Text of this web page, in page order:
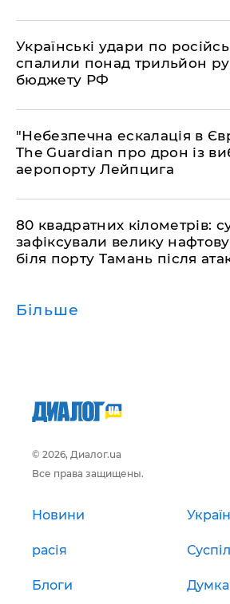
​Українські удари по
спалили понад трильйон
бюджету РФ
​"Небезпечна ескалація в
The Guardian про дрон із
аеропорту Лейпцига
​80 квадратних кілометрів:
зафіксували велику
біля порту Тамань після
Більше
© 2026, Диалог.ua
Все права защищены.
Новини
расія
Блоги Думка